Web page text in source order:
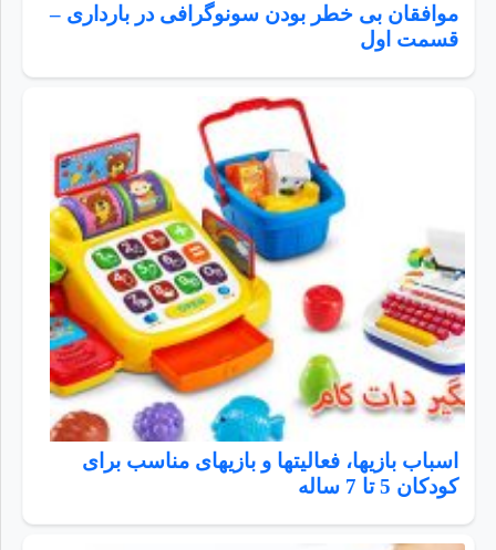
موافقان بی خطر بودن سونوگرافی در بارداری –
قسمت اول
اسباب بازیها، فعالیتها و بازیهای مناسب برای
کودکان 5 تا 7 ساله